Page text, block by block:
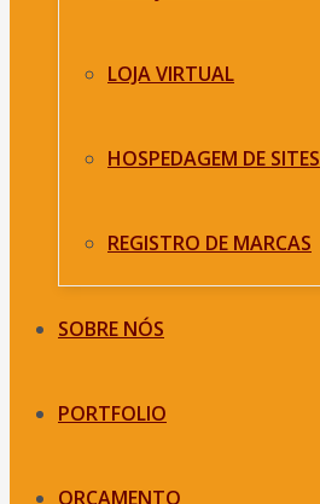
LOJA VIRTUAL
HOSPEDAGEM DE SITES
REGISTRO DE MARCAS
SOBRE NÓS
PORTFOLIO
ORÇAMENTO